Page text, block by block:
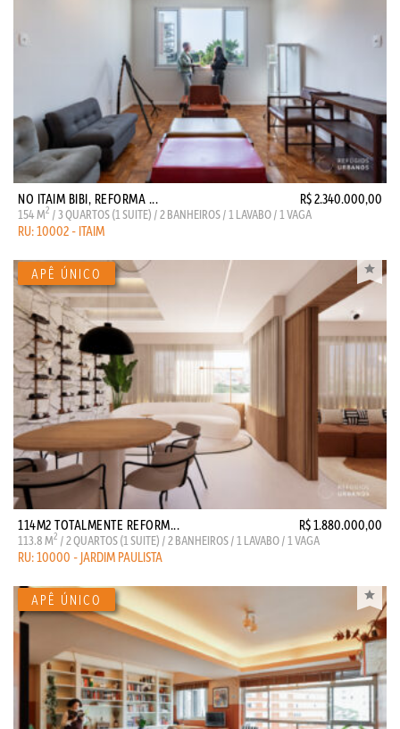
NO ITAIM BIBI, REFORMA ... R$ 2.340.000,00
154 M2 / 3 QUARTOS (1 SUITE) / 2 BANHEIROS / 1 LAVABO / 1 VAGA
RU: 10002 - ITAIM
114M2 TOTALMENTE REFORM... R$ 1.880.000,00
113.8 M2 / 2 QUARTOS (1 SUITE) / 2 BANHEIROS / 1 LAVABO / 1 VAGA
RU: 10000 - JARDIM PAULISTA